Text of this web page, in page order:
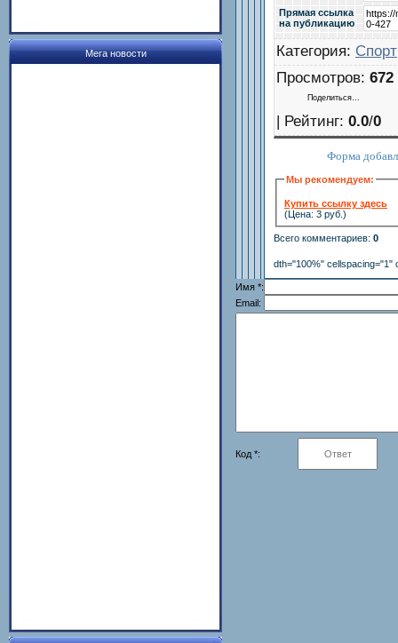
Мега новости
Прямая ссылка
на публикацию
Категория: Спорт
Просмотров: 672
Поделиться…
| Рейтинг: 0.0/0
Форма
Мы рекомендуем:
Купить ссылку здесь
(Цена: 3 руб.)
Всего комментариев: 0
dth="100%" cellspacing="1"
Имя *:
Email:
Код *: